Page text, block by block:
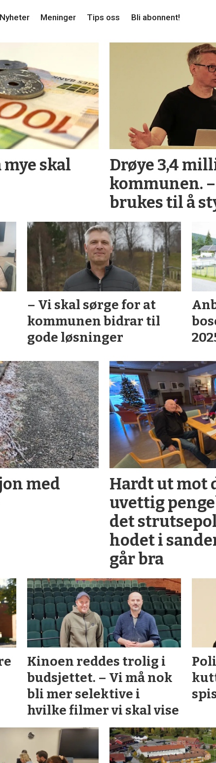
Nyheter Meninger Tips oss Bli abonnent!
mye skal
Drøye 3,4
kommunen.
brukes til å
– Vi skal sørge for at
kommunen bidrar til
gode løsninger
med
Hardt ut mot
uvettig
det
hodet i
går bra
Kinoen reddes trolig i
budsjettet. – Vi må nok
bli mer selektive i
hvilke filmer vi skal vise